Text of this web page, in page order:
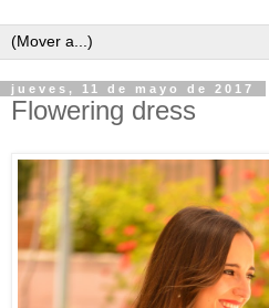
jueves, 11 de mayo de 2017
Flowering dress